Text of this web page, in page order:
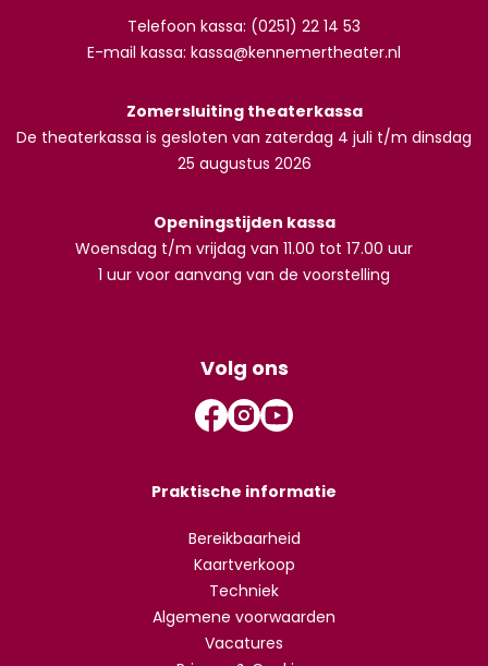
Telefoon kassa: (0251) 22 14 53
E-mail kassa: kassa@kennemertheater.nl
Zomersluiting theaterkassa
De theaterkassa is gesloten van zaterdag 4 juli t/m dinsdag
25 augustus 2026
Openingstijden kassa
Woensdag t/m vrijdag van 11.00 tot 17.00 uur
1 uur voor aanvang van de voorstelling
Volg ons
Praktische informatie
Bereikbaarheid
Kaartverkoop
Techniek
Algemene voorwaarden
Vacatures